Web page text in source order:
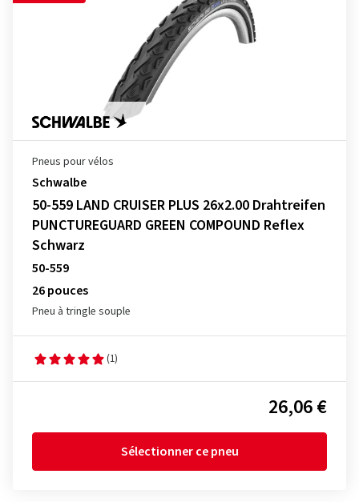
Pneus pour vélos
Schwalbe
50-559 LAND CRUISER PLUS 26x2.00 Drahtreifen
PUNCTUREGUARD GREEN COMPOUND Reflex
Schwarz
50-559
26 pouces
Pneu à tringle souple
(1)
26,06 €
Sélectionner ce pneu